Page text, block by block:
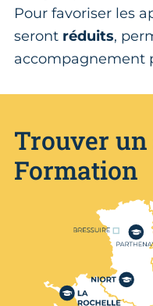
Pour favoriser les
seront réduits,
accompagnement
Trouver un
Formation
Nos centres de